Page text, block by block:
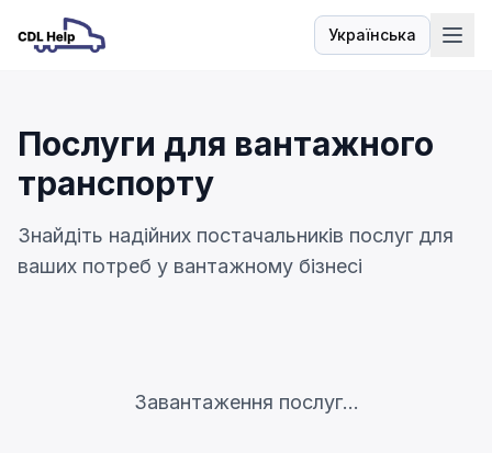
Українська
Мова
Послуги для вантажного
транспорту
Знайдіть надійних постачальників послуг для
ваших потреб у вантажному бізнесі
Завантаження послуг...